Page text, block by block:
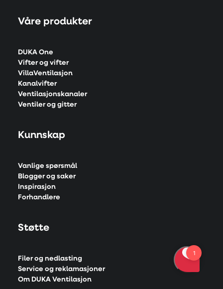
Våre produkter
DUKA One
Vifter og vifter
VillaVentilasjon
Kanalvifter
Ventilasjonskanaler
Ventiler og gitter
Kunnskap
Vanlige spørsmål
Blogger og saker
Inspirasjon
Forhandlere
Støtte
Filer og nedlasting
Service og reklamasjoner
Om DUKA Ventilasjon